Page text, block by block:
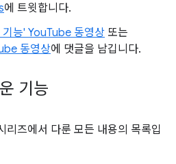
에 트윗합니다.
능' YouTube 동영상 또는
동영상에 댓글을 남깁니다.
기능
리즈에서 다룬 모든 내용의 목록입